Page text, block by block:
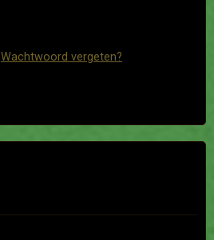
Wachtwoord vergeten?